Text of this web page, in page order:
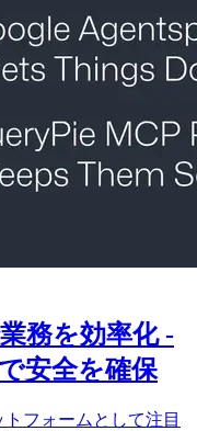
務を効率化 -
安全を確保
トフォームとして注目